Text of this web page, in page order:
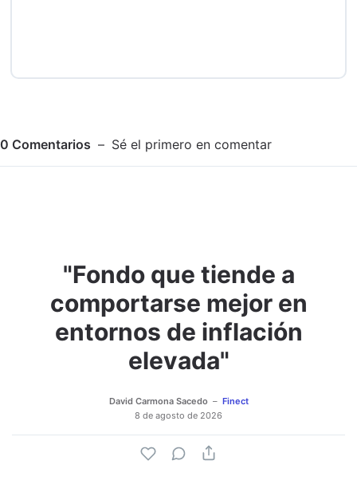
0 Comentarios Sé el primero en comentar
Adjuntar imagen Comentar
"Fondo que tiende a
comportarse mejor en
entornos de inflación
elevada"
David Carmona Sacedo
Finect
8 de agosto de 2026